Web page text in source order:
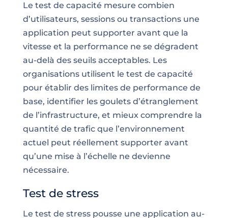
Le test de capacité mesure combien
d’utilisateurs, sessions ou transactions une
application peut supporter avant que la
vitesse et la performance ne se dégradent
au-delà des seuils acceptables. Les
organisations utilisent le test de capacité
pour établir des limites de performance de
base, identifier les goulets d’étranglement
de l’infrastructure, et mieux comprendre la
quantité de trafic que l’environnement
actuel peut réellement supporter avant
qu’une mise à l’échelle ne devienne
nécessaire.
Test de stress
Le test de stress pousse une application au-